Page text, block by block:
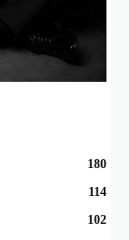
180
114
102